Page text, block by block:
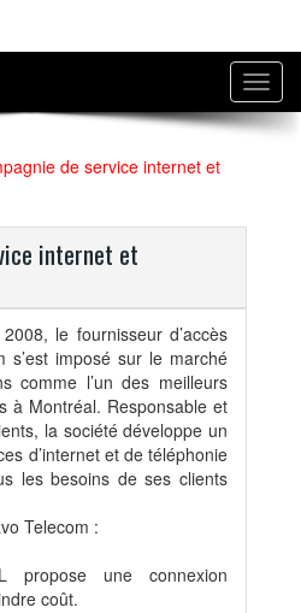
de service internet et
internet et
le fournisseur d’accès
s’est imposé sur le marché
comme l’un des meilleurs
à Montréal. Responsable et
la société développe un
d’internet et de téléphonie
les besoins de ses clients
Telecom :
propose une connexion
coût.